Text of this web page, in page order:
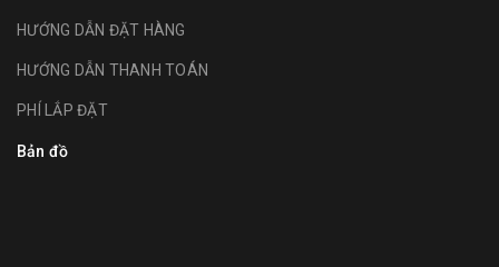
HƯỚNG DẪN ĐẶT HÀNG
HƯỚNG DẪN THANH TOÁN
PHÍ LẮP ĐẶT
Bản đồ